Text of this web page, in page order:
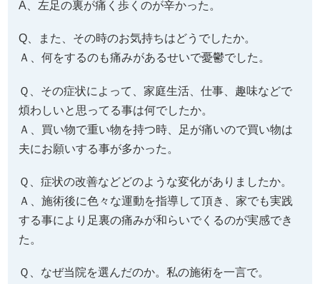
A、左足の裏が痛く歩くのが辛かった。
Q、また、その時のお気持ちはどうでしたか。
Ａ、何をするのも痛みがあるせいで憂鬱でした。
Ｑ、その症状によって、家庭生活、仕事、趣味などで
煩わしいと思ってる事は何でしたか。
Ａ、買い物で重い物を持つ時、足が痛いので買い物は
夫にお願いする事が多かった。
Ｑ、症状の改善などどのような変化がありましたか。
Ａ、施術後に色々な運動を指導して頂き、家でも実践
する事により足裏の痛みが和らいでくるのが実感でき
た。
Ｑ、なぜ当院を選んだのか。私の施術を一言で。